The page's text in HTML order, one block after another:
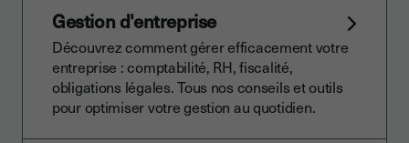
Gestion d'entreprise
Découvrez comment gérer efficacement votre
entreprise : comptabilité, RH, fiscalité,
obligations légales. Tous nos conseils et outils
pour optimiser votre gestion au quotidien.